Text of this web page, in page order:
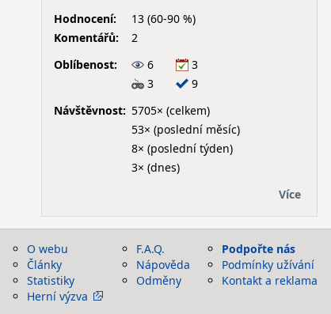
Hodnocení:
13 (60-90 %)
Komentářů:
2
Oblíbenost:
6
3
3
9
Návštěvnost: 5705× (celkem)
53× (poslední měsíc)
8× (poslední týden)
3× (dnes)
Více
O webu
Články
Statistiky
Herní výzva
F.A.Q.
Nápověda
Odměny
Podpořte nás
Podmínky užívání
Kontakt a reklama